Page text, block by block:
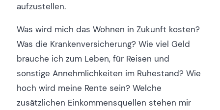
aufzustellen.
Was wird mich das Wohnen in Zukunft kosten?
Was die Krankenversicherung? Wie viel Geld
brauche ich zum Leben, für Reisen und
sonstige Annehmlichkeiten im Ruhestand? Wie
hoch wird meine Rente sein? Welche
zusätzlichen Einkommensquellen stehen mir